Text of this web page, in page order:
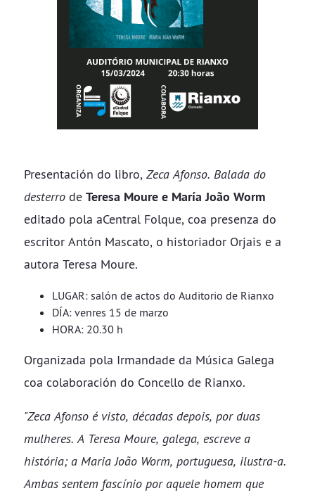
Presentación do libro, Zeca Afonso. Balada do
desterro de Teresa Moure e María João Worm
editado pola aCentral Folque, coa presenza do
escritor Antón Mascato, o historiador Orjais e a
autora Teresa Moure.
LUGAR: salón de actos do Auditorio de Rianxo
DÍA: venres 15 de marzo
HORA: 20.30 h
​Organizada pola Irmandade da Música Galega
coa colaboración do Concello de Rianxo​​​​​​​.
"Zeca Afonso é visto, décadas depois, por duas
mulheres. A Teresa Moure, galega, escreve a
história; a Maria João Worm, portuguesa, ilustra-a.
Ambas sentem fascínio por aquele homem que